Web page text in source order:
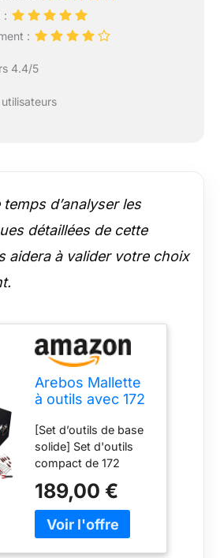
:
:
4.4/5
d’analyser les
détaillées de cette
aidera à valider votre choix
Arebos Mallette
à outils avec 172
en chrome
vanadium | pour
la maison, le
garage et
l'atelier | boîte à
outils équipée
avec 3 tiroirs |
verrouillable |
[Set d’outils de base
solide] Set d'outils
compact de 172
chrome-vanadium, le
tout dans une seule
mallette. Le bon
189,00 €